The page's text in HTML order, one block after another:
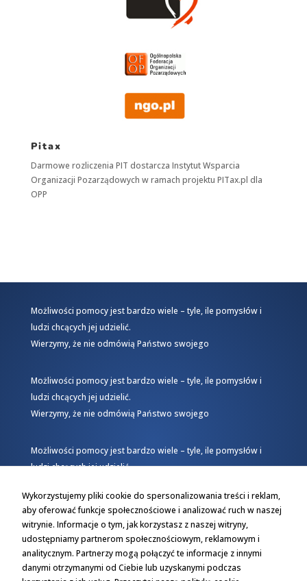
Pitax
Darmowe rozliczenia PIT dostarcza Instytut Wsparcia
Organizacji Pozarządowych w ramach projektu PITax.pl dla
OPP
Możliwości pomocy jest bardzo wiele – tyle, ile pomysłów i
ludzi chcących jej udzielić.
Wierzymy, że nie odmówią Państwo swojego
Możliwości pomocy jest bardzo wiele – tyle, ile pomysłów i
ludzi chcących jej udzielić.
Wierzymy, że nie odmówią Państwo swojego
Możliwości pomocy jest bardzo wiele – tyle, ile pomysłów i
ludzi chcących jej udzielić.
Wykorzystujemy pliki cookie do spersonalizowania treści i reklam,
aby oferować funkcje społecznościowe i analizować ruch w naszej
witrynie. Informacje o tym, jak korzystasz z naszej witryny,
udostępniamy partnerom społecznościowym, reklamowym i
analitycznym. Partnerzy mogą połączyć te informacje z innymi
danymi otrzymanymi od Ciebie lub uzyskanymi podczas